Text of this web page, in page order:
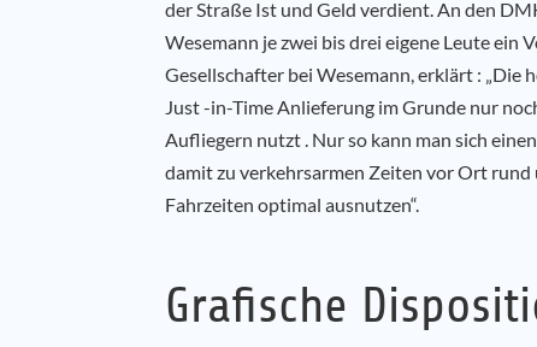
der Straße Ist und Geld verdient. An den
Wesemann je zwei bis drei eigene Leute ein
Gesellschafter bei Wesemann, erklärt : „Die
Just -in-Time Anlieferung im Grunde nur
Aufliegern nutzt . Nur so kann man sich
damit zu verkehrsarmen Zeiten vor Ort
Fahrzeiten optimal ausnutzen“.
Grafische